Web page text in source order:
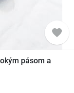
favorite
pásom a